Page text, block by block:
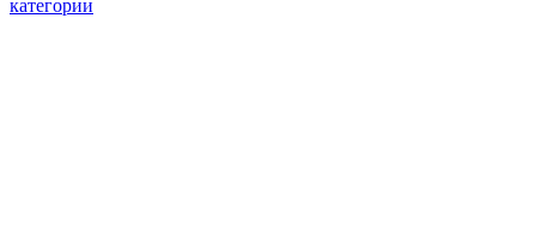
категории